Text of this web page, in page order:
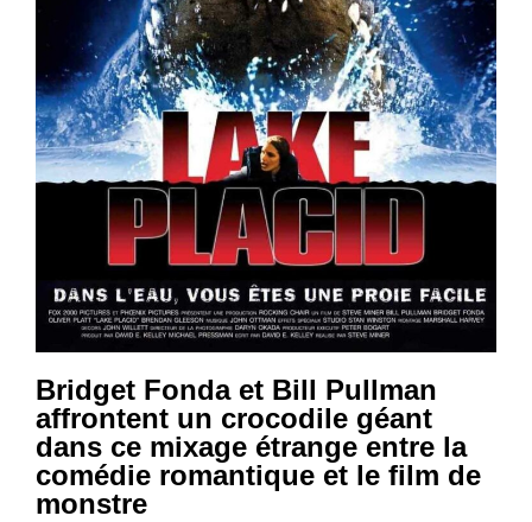
Bridget Fonda et Bill Pullman
affrontent un crocodile géant
dans ce mixage étrange entre la
comédie romantique et le film de
monstre